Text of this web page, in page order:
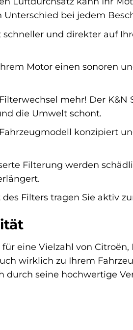
bei jedem
und direkter auf
Motor einen sonoren
mehr! Der
die Umwelt schont.
konzipiert
Filterung werden
Filters tragen Sie aktiv
eine Vielzahl von
wirklich zu Ihrem
seine hochwertige